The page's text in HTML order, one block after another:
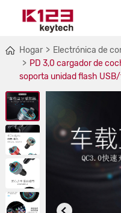
Hogar Electrónica de
PD 3,0 cargador de
soporta unidad flash